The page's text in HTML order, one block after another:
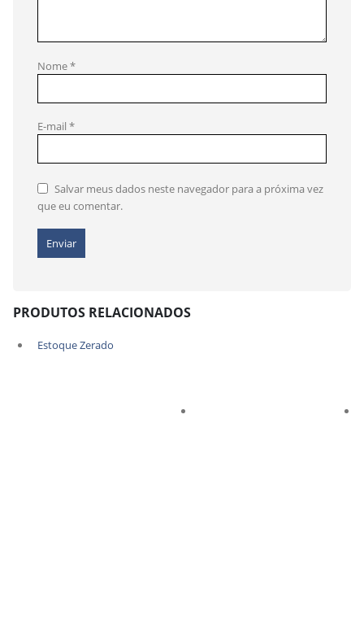
Nome*
E-mail *
Salvar meus dados neste navegador para a próxima vez
que eu comentar.
PRODUTOS RELACIONADOS
Estoque Zerado